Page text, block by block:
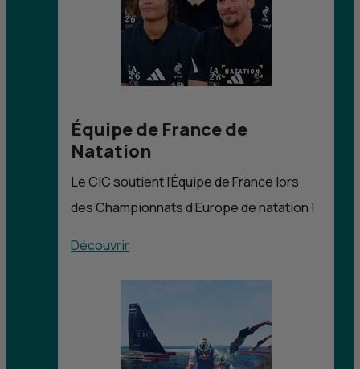
Équipe de France de
Natation
LeCICsoutient l’Équipe de France lors
des Championnats d’Europe de natation !
Découvrir